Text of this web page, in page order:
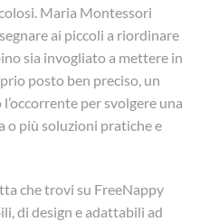
Maria Montessori
ai piccoli a riordinare
sia invogliato a mettere in
posto ben preciso, un
per svolgere una
o più soluzioni pratiche e
che trovi su FreeNappy
di design e adattabili ad